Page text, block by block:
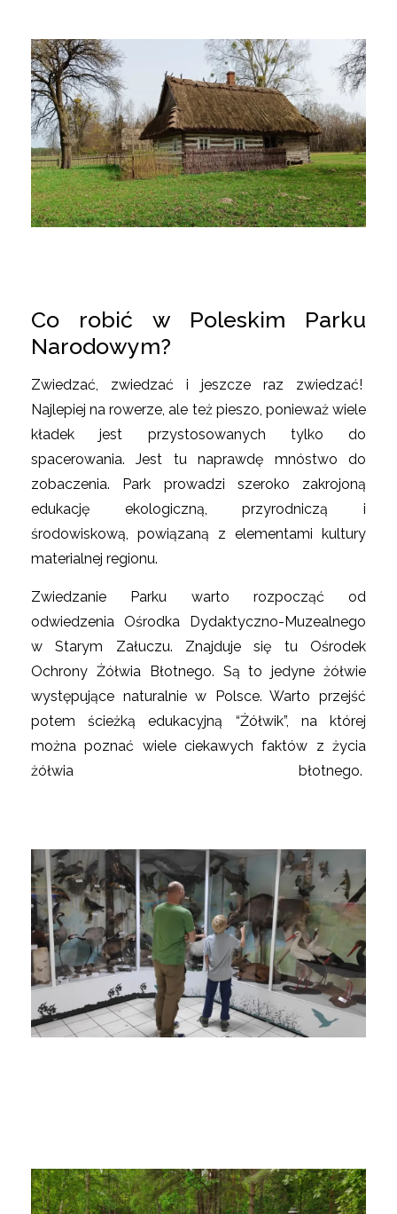
Co robić w Poleskim Parku
Narodowym?
Zwiedzać, zwiedzać i jeszcze raz zwiedzać!
Najlepiej na rowerze, ale też pieszo, ponieważ wiele
kładek jest przystosowanych tylko do
spacerowania. Jest tu naprawdę mnóstwo do
zobaczenia. Park prowadzi szeroko zakrojoną
edukację ekologiczną, przyrodniczą i
środowiskową, powiązaną z elementami kultury
materialnej regionu.
Zwiedzanie Parku warto rozpocząć od
odwiedzenia Ośrodka Dydaktyczno-Muzealnego
w Starym Załuczu. Znajduje się tu Ośrodek
Ochrony Żółwia Błotnego. Są to jedyne żółwie
występujące naturalnie w Polsce. Warto przejść
potem ścieżką edukacyjną “Żółwik”, na której
można poznać wiele ciekawych faktów z życia
żółwia błotnego.